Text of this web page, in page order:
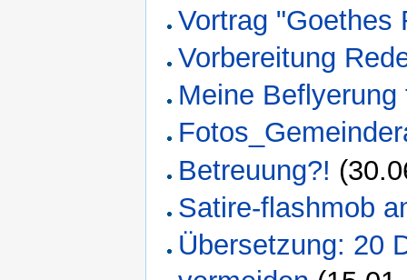
Vortrag "Goethes
Vorbereitung
Meine
Betreuung?!
Satire-flashmob
Übersetzung: 20